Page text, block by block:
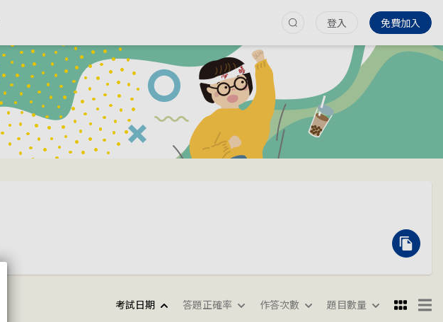
登入 免費加入
考試日期 答題正確率 作答次數 題目數量